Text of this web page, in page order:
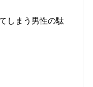
しまう男性の駄